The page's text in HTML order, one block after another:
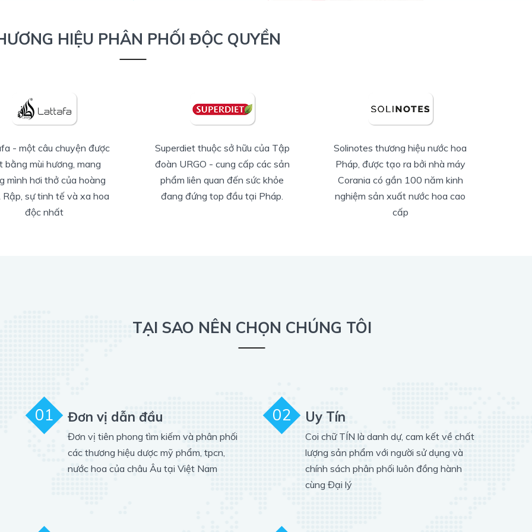
HIỆU PHÂN PHỐI ĐỘC QUYỀN
thuộc sở hữu của Tập
URGO - cung cấp các sản
liên quan đến sức khỏe
đứng top đầu tại Pháp.
Solinotes thương hiệu nước hoa
Pháp, được tạo ra bởi nhà máy
Corania có gần 100 năm kinh
nghiệm sản xuất nước hoa cao
Toskani là thương hiệu dược mỹ
phẩm hàng đầu đến từ Tây Ban
Nha, nổi bật với các giải pháp trị
liệu da tiên tiến và các công
nghệ tái tạo da hiện đại.
TẠI SAO NÊN CHỌN CHÚNG TÔI
01 Đơn vị dẫn đầu
Đơn vị tiên phong tìm kiếm và phân phối
các thương hiệu dược mỹ phẩm, tpcn,
nước hoa của châu Âu tại Việt Nam
02 Uy Tín
Coi chữ TÍN là danh dự, cam kết về chất
lượng sản phẩm với người sử dụng và
chính sách phân phối luôn đồng hành
cùng Đại lý